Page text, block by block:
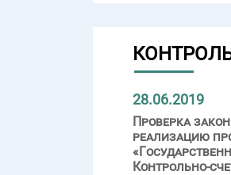
28.06.2019
Проверка
реализацию
Контрольно-